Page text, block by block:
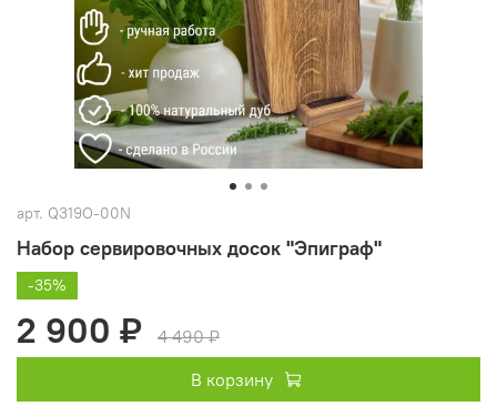
арт. Q319O-00N
Набор сервировочных досок "Эпиграф"
-35%
2 900 ₽
4 490 ₽
В корзину